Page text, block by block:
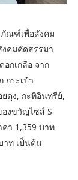
ภัณฑ์เพื่อสังคม
คมคัดสรรมา
กเกลือ จาก
กระเป๋า
ตุง, กะทิอินทรีย์,
งขวัญไซส์ S
า 1,359 บาท
าท เป็นต้น